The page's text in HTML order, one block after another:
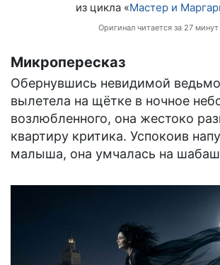
из цикла «Мастер и
Оригинал читается за 27 минут
Микропересказ
Обернувшись невидимой
вылетела на щётке в ночное
возлюбленного, она жестоко
квартиру критика. Успокоив
малыша, она умчалась на шабаш